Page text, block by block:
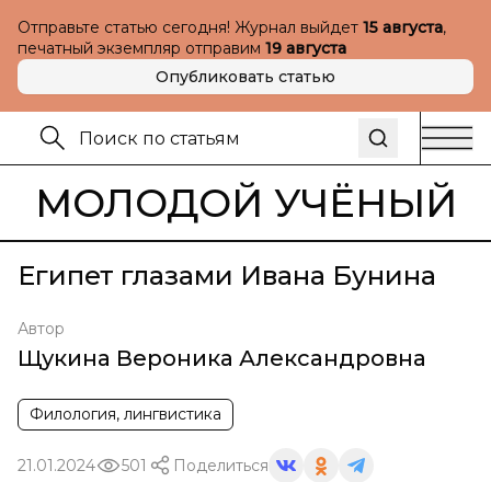
Отправьте статью сегодня! Журнал выйдет 15 августа,
печатный экземпляр отправим 19 августа
Опубликовать статью
МОЛОДОЙ УЧЁНЫЙ
Египет глазами Ивана Бунина
Автор
Щукина Вероника Александровна
Филология, лингвистика
21.01.2024 501 Поделиться